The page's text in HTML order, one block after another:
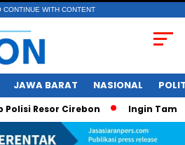
CONTINUE WITH CONTENT
JAWA BARAT NASIONAL
Resor Cirebon Ingin Tampil di